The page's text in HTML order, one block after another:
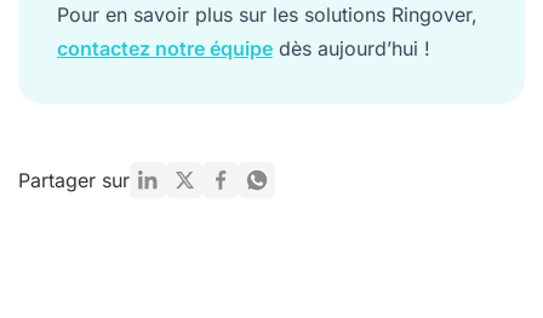
Pour en savoir plus sur les solutions Ringover,
contactez notre équipe dès aujourd’hui !
Partager sur